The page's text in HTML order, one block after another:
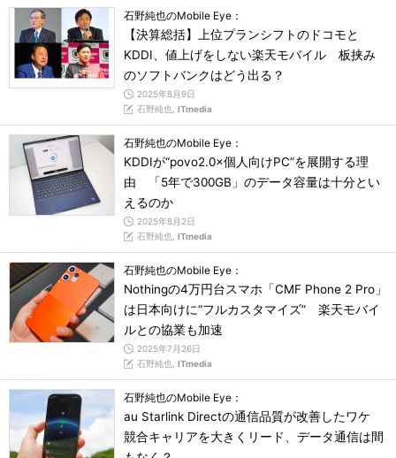
石野純也のMobile Eye：
【決算総括】上位プランシフトのドコモと
KDDI、値上げをしない楽天モバイル 板挟み
のソフトバンクはどう出る？
2025年8月9日
石野純也, ITmedia
石野純也のMobile Eye：
KDDIが“povo2.0×個人向けPC”を展開する理
由 「5年で300GB」のデータ容量は十分とい
えるのか
2025年8月2日
石野純也, ITmedia
石野純也のMobile Eye：
Nothingの4万円台スマホ「CMF Phone 2 Pro」
は日本向けに“フルカスタマイズ” 楽天モバイ
ルとの協業も加速
2025年7月26日
石野純也, ITmedia
石野純也のMobile Eye：
au Starlink Directの通信品質が改善したワケ
競合キャリアを大きくリード、データ通信は間